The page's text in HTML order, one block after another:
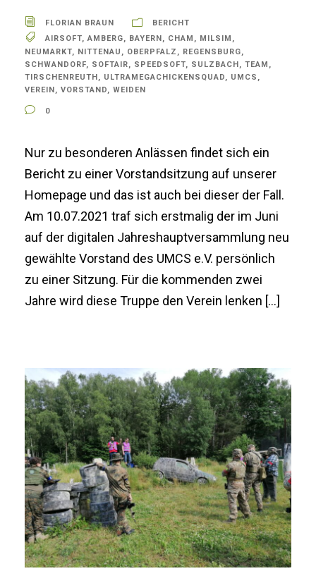
FLORIAN BRAUN
BERICHT
AIRSOFT, AMBERG, BAYERN, CHAM , MILSIM ,
NEUMARKT, NITTENAU , OBERPFALZ , REGENSBURG,
SCHWANDORF, SOFTAIR, SPEEDSOFT, SULZBACH, TEAM ,
TIRSCHENREUTH, ULTRAMEGACHICKENSQUAD, UMCS ,
VEREIN, VORSTAND, WEIDEN
0
Nur zu besonderen Anlässen findet sich ein
Bericht zu einer Vorstandsitzung auf unserer
Homepage und das ist auch bei dieser der Fall.
Am 10.07.2021 traf sich erstmalig der im Juni
auf der digitalen Jahreshauptversammlung neu
gewählte Vorstand des UMCS e.V. persönlich
zu einer Sitzung. Für die kommenden zwei
Jahre wird diese Truppe den Verein lenken […]